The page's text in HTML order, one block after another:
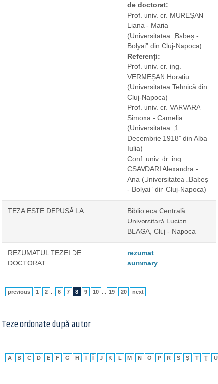
de doctorat:
Prof. univ. dr. MUREȘAN
Liana - Maria
(Universitatea „Babeș -
Bolyai” din Cluj-Napoca)
Referenți:
Prof. univ. dr. ing.
VERMEȘAN Horațiu
(Universitatea Tehnică din
Cluj-Napoca)
Prof. univ. dr. VARVARA
Simona - Camelia
(Universitatea „1
Decembrie 1918” din Alba
Iulia)
Conf. univ. dr. ing.
CSAVDARI Alexandra -
Ana (Universitatea „Babeș
- Bolyai” din Cluj-Napoca)
TEZA ESTE DEPUSĂ LA
Biblioteca Centrală
Universitară Lucian
BLAGA, Cluj - Napoca
REZUMATUL TEZEI DE
DOCTORAT
rezumat
summary
previous 1 2 6 7 8 9 10 19 20 next
Teze ordonate după autor
A B C D E F G H I Î J K L M N O P R S Ş T Ţ U